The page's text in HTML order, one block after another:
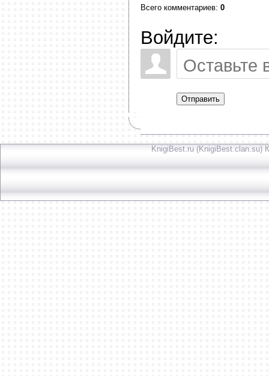
Всего комментариев: 0
Войдите:
Отправить
KnigiBest.ru (KnigiBest.clan.su)